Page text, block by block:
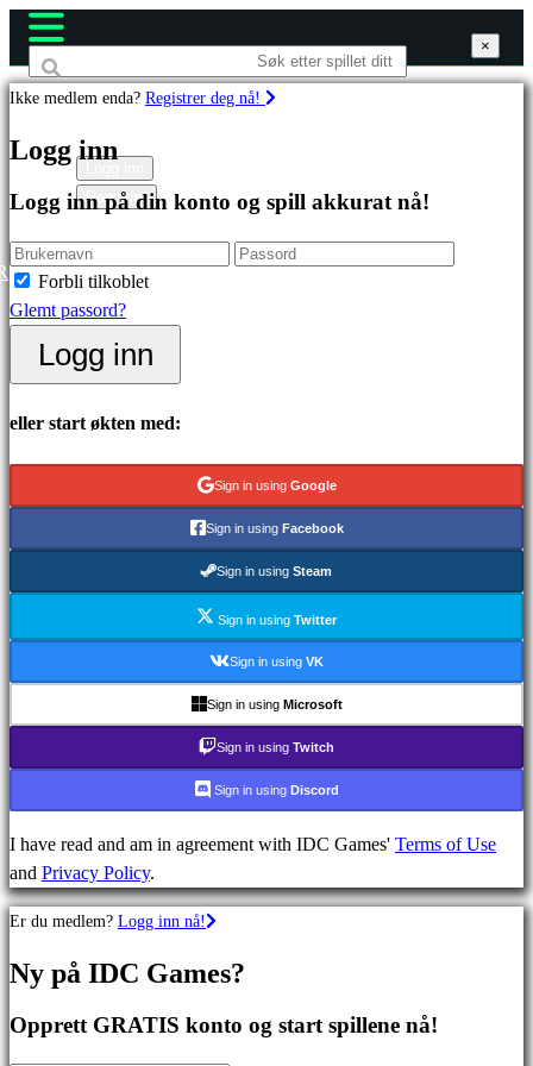
Spill
Utvalgt
Nyutgivelser
Gratis
spille
Kategorier
Eventyrspill
RPG
Skytespill
Casual
games
Simulation
games
Puzzle
games
games
Registrer
×
Ikke medlem enda? Registrer deg nå!
Logg inn
Logg inn på din konto og spill akkurat nå!
Forbli tilkoblet
Glemt passord?
Logg inn
eller start økten med:
Sign in using Google
Sign in using Facebook
Sign in using Steam
Sign in using Twitter
Sign in using VK
Sign in using Microsoft
Sign in using Twitch
Sign in using Discord
I have read and am in agreement with IDC Games' Terms of Use
and Privacy Policy.
×
Er du medlem? Logg inn nå!
Ny på IDC Games?
Opprett GRATIS konto og start spillene nå!
×